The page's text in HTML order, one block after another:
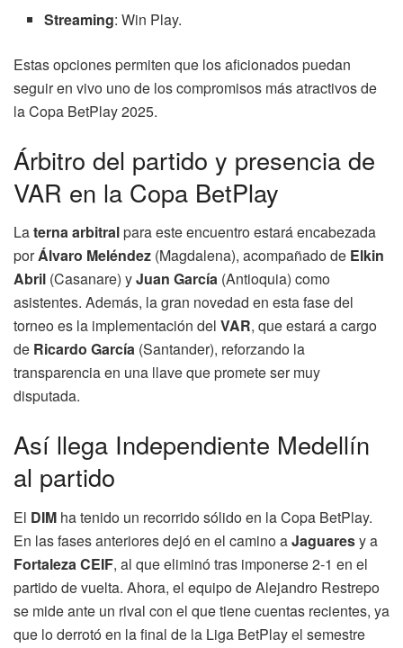
Streaming: Win Play.
Estas opciones permiten que los aficionados puedan
seguir en vivo uno de los compromisos más atractivos de
la Copa BetPlay 2025.
Árbitro del partido y presencia de
VAR en la Copa BetPlay
Laterna arbitralpara este encuentro estará encabezada
porÁlvaro Meléndez (Magdalena), acompañado de Elkin
Abril (Casanare) yJuan García (Antioquia) como
asistentes. Además, la gran novedad en esta fase del
torneo es la implementación del VAR, que estará a cargo
de Ricardo García (Santander), reforzando la
transparencia en una llave que promete ser muy
disputada.
Así llega Independiente Medellín
al partido
El DIM ha tenido un recorrido sólido en la Copa BetPlay.
En las fases anteriores dejó en el camino aJaguaresy a
Fortaleza CEIF, al que eliminó tras imponerse 2-1 en el
partido de vuelta. Ahora, el equipo de Alejandro Restrepo
se mide ante un rival con el que tiene cuentas recientes, ya
que lo derrotó en la final de la Liga BetPlay el semestre